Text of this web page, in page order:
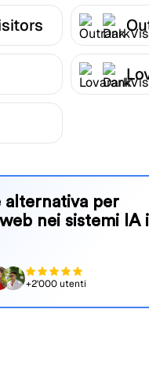
alternativa per
nei sistemi IA
+2'000 utenti